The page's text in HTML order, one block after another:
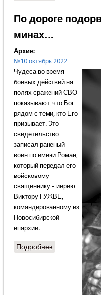
По дороге
минах…
Архив:
№10 октябрь 2022
Чудеса во время
боевых действий на
полях сражений СВО
показывают, что Бог
рядом с теми, кто Его
призывает. Это
свидетельство
записал раненый
воин по имени Роман,
который передал его
войсковому
священнику – иерею
Виктору ГУЖВЕ,
командированному из
Новосибирской
епархии.
Подробнеео По дороге